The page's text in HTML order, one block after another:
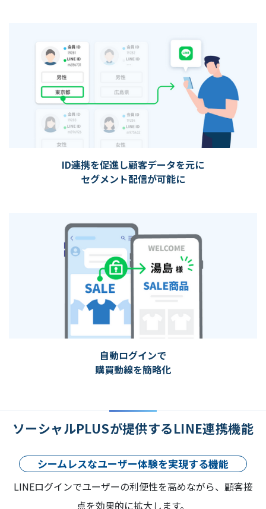
ID連携を促進し顧客データを元に
セグメント配信が可能に
自動ログインで
購買動線を簡略化
ソーシャルPLUSが提供するLINE連携機能
シームレスなユーザー体験を実現する機能
LINEログインでユーザーの利便性を高めながら、顧客接
点を効果的に拡大します。